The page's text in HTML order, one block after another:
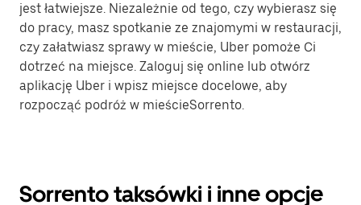
jest łatwiejsze. Niezależnie od tego, czy wybierasz się
do pracy, masz spotkanie ze znajomymi w restauracji,
czy załatwiasz sprawy w mieście, Uber pomoże Ci
dotrzeć na miejsce. Zaloguj się online lub otwórz
aplikację Uber i wpisz miejsce docelowe, aby
rozpocząć podróż w mieścieSorrento.
Sorrento taksówki i inne opcje